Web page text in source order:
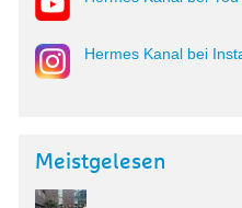
Hermes Kanal bei
Meistgelesen